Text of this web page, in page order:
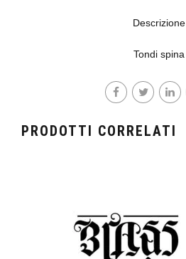
Descrizione
Tondi spina
PRODOTTI CORRELATI